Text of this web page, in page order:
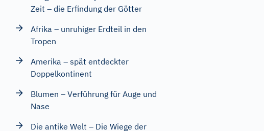
Zeit – die Erfindung der Götter
Afrika – unruhiger Erdteil in den
Tropen
Amerika – spät entdeckter
Doppelkontinent
Blumen – Verführung für Auge und
Nase
Die antike Welt – Die Wiege der